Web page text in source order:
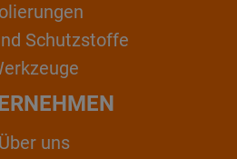
Schutzstoffe
Über uns